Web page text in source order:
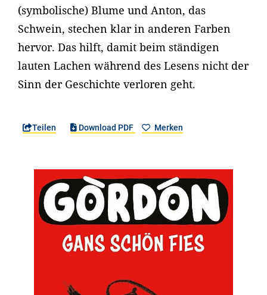
(symbolische) Blume und Anton, das
Schwein, stechen klar in anderen Farben
hervor. Das hilft, damit beim ständigen
lauten Lachen während des Lesens nicht der
Sinn der Geschichte verloren geht.
Teilen Download PDF Merken